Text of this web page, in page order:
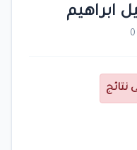
ابراهيم
نتائج